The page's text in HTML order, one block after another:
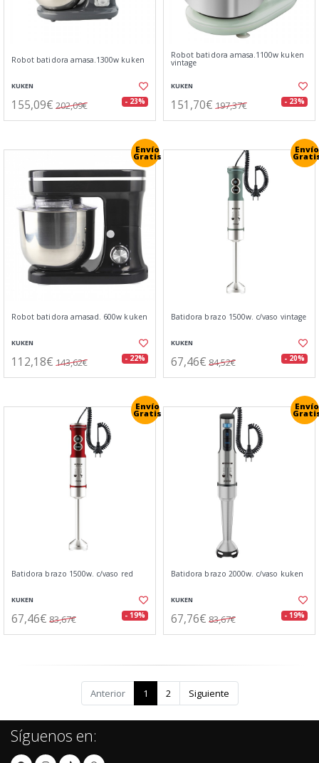
Robot batidora amasa.1300w kuken
KUKEN
155,09€ 202,09€ - 23%
Robot batidora amasa.1100w kuken
vintage
KUKEN
151,70€ 197,37€ - 23%
Envío
Gratis
Robot batidora amasad. 600w kuken
KUKEN
112,18€ 143,62€ - 22%
Envío
Batidora brazo 1500w. c/vaso vintage
KUKEN
67,46€ 84,52€ - 20%
Envío
Gratis
Batidora brazo 1500w. c/vaso red
KUKEN
67,46€ 83,67€ - 19%
Envío
Batidora brazo 2000w. c/vaso kuken
KUKEN
67,76€ 83,67€ - 19%
Anterior 1 2 Siguiente
Síguenos en: